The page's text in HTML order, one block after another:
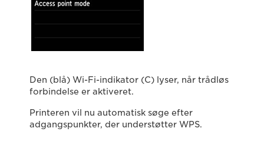
Den (blå) Wi-Fi-indikator (C) lyser, når trådløs
forbindelse er aktiveret.
Printeren vil nu automatisk søge efter
adgangspunkter, der understøtter WPS.